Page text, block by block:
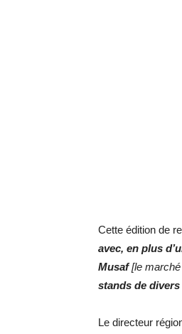
Cette édition de
avec, en plus
Musaf[le marché
stands de
Le directeur